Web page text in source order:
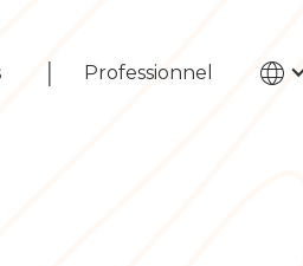
Professionnel